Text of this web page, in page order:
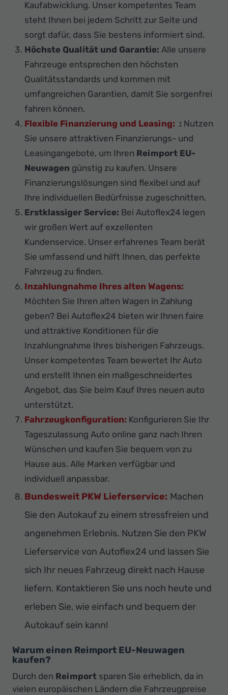
Kaufabwicklung. Unser kompetentes Team
steht Ihnen bei jedem Schritt zur Seite und
sorgt dafür, dass Sie bestens informiert sind.
Höchste Qualität und Garantie: Alle unsere
Fahrzeuge entsprechen den höchsten
Qualitätsstandards und kommen mit
umfangreichen Garantien, damit Sie sorgenfrei
fahren können.
Flexible Finanzierung und Leasing: : Nutzen
Sie unsere attraktiven Finanzierungs- und
Leasingangebote, um Ihren Reimport EU-
Neuwagen günstig zu kaufen. Unsere
Finanzierungslösungen sind flexibel und auf
Ihre individuellen Bedürfnisse zugeschnitten.
Erstklassiger Service: Bei Autoflex24 legen
wir großen Wert auf exzellenten
Kundenservice. Unser erfahrenes Team berät
Sie umfassend und hilft Ihnen, das perfekte
Fahrzeug zu finden.
Inzahlungnahme Ihres alten Wagens:
Möchten Sie Ihren alten Wagen in Zahlung
geben? Bei Autoflex24 bieten wir Ihnen faire
und attraktive Konditionen für die
Inzahlungnahme Ihres bisherigen Fahrzeugs.
Unser kompetentes Team bewertet Ihr Auto
und erstellt Ihnen ein maßgeschneidertes
Angebot, das Sie beim Kauf Ihres neuen auto
unterstützt.
Fahrzeugkonfiguration: Konfigurieren Sie Ihr
Tageszulassung Auto online ganz nach Ihren
Wünschen und kaufen Sie bequem von zu
Hause aus. Alle Marken verfügbar und
individuell anpassbar.
Bundesweit PKW Lieferservice: Machen
Sie den Autokauf zu einem stressfreien und
angenehmen Erlebnis. Nutzen Sie den PKW
Lieferservice von Autoflex24 und lassen Sie
sich Ihr neues Fahrzeug direkt nach Hause
liefern. Kontaktieren Sie uns noch heute und
erleben Sie, wie einfach und bequem der
Autokauf sein kann!
Warum einen Reimport EU-Neuwagen
kaufen?
Durch den Reimport sparen Sie erheblich, da in
vielen europäischen Ländern die Fahrzeugpreise